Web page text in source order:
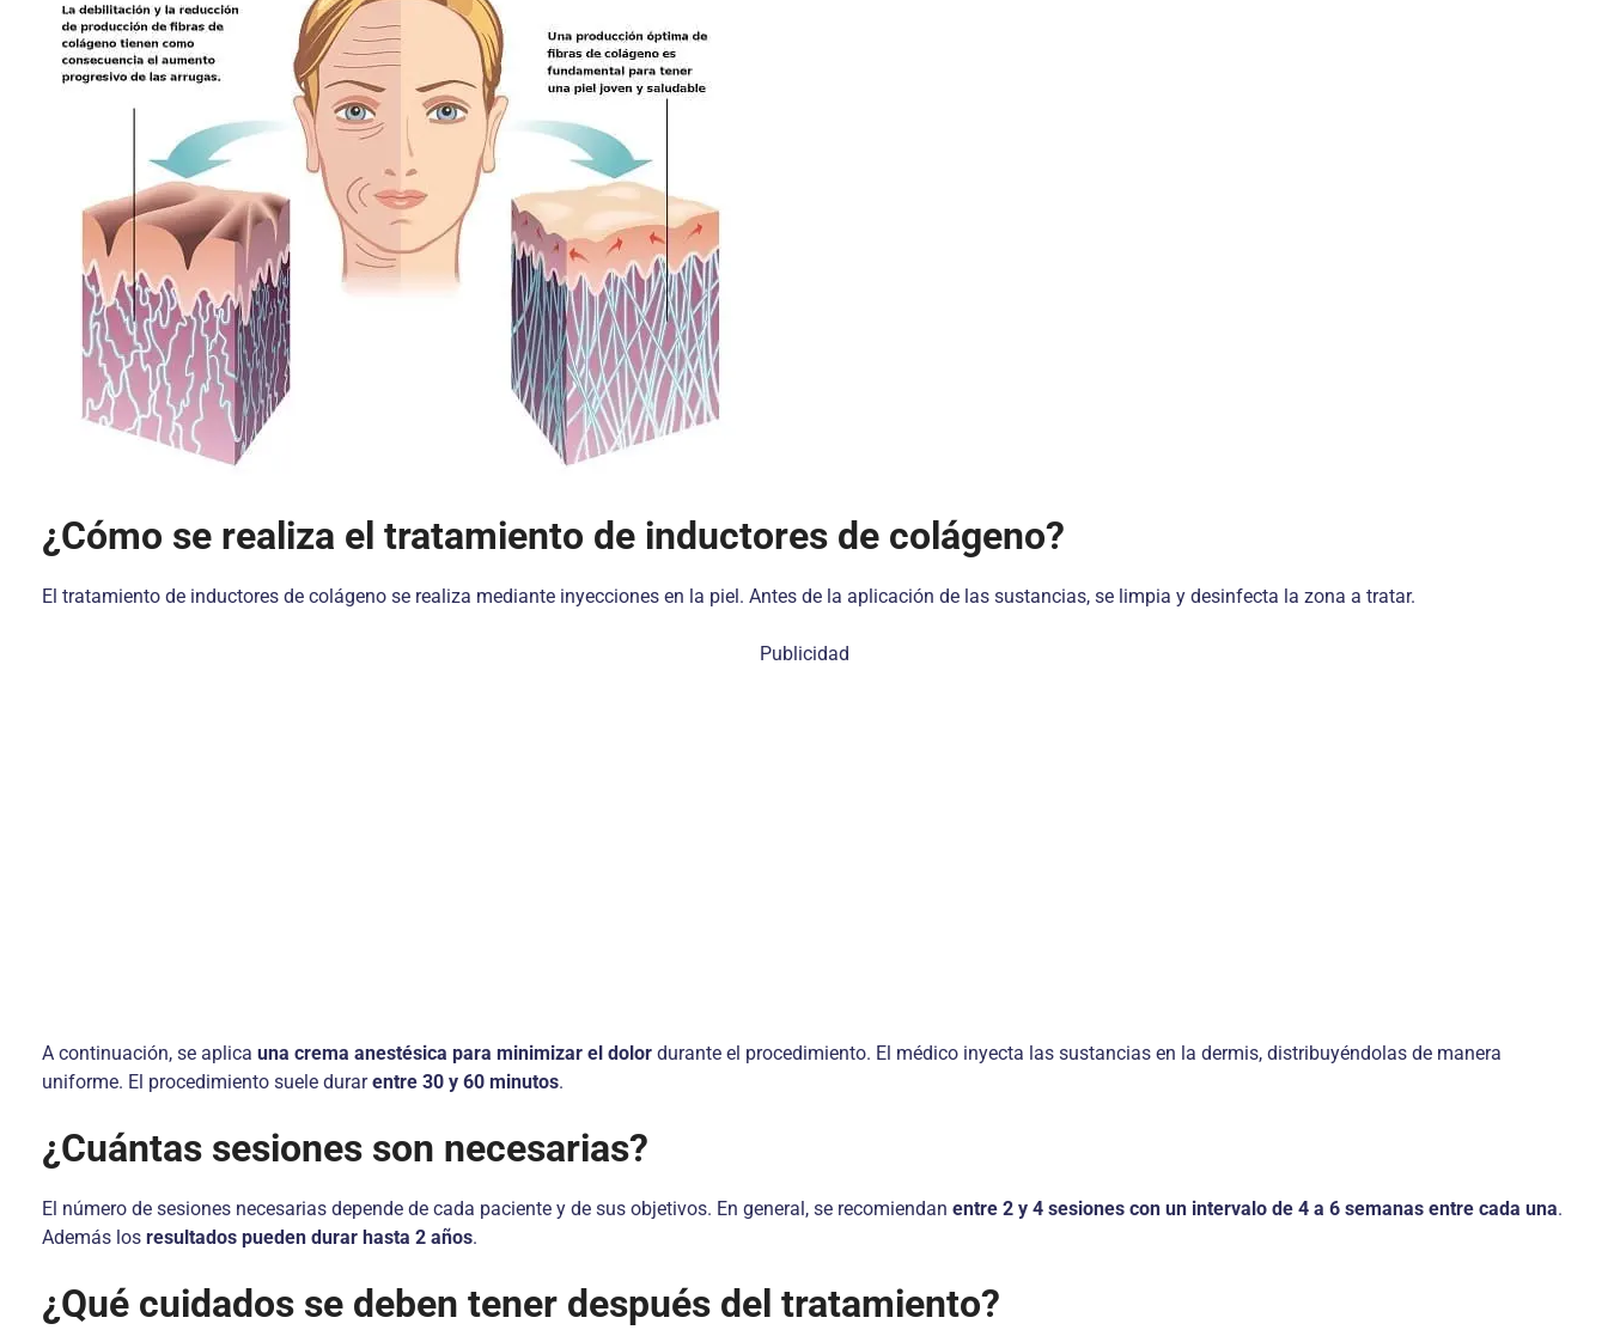
¿Cómo se realiza el tratamiento de inductores de colágeno?
El tratamiento de inductores de colágeno se realiza mediante inyecciones en la piel. Antes de la aplicación de las sustancias, se limpia y desinfecta la zona a tratar.
Publicidad
A continuación, se aplica una crema anestésica para minimizar el dolor durante el procedimiento. El médico inyecta las sustancias en la dermis, distribuyéndolas de manera
uniforme. El procedimiento suele durarentre 30 y 60 minutos.
¿Cuántas sesiones son necesarias?
El número de sesiones necesarias depende de cada paciente y de sus objetivos. En general, se recomiendan entre 2 y 4 sesiones con un intervalo de 4 a 6 semanas entre cada una.
Además los resultados pueden durar hasta 2 años.
¿Qué cuidados se deben tener después del tratamiento?